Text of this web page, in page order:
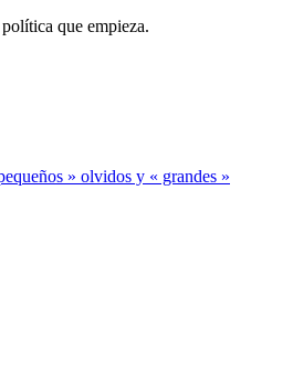
que empieza.
» olvidos y « grandes »